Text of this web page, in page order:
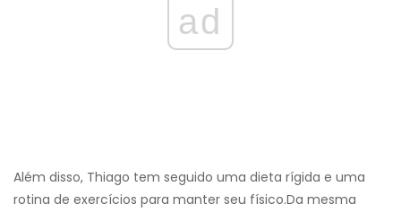
ad
Além disso, Thiago tem seguido uma dieta rígida e uma
rotina de exercícios para manter seu físico.Da mesma